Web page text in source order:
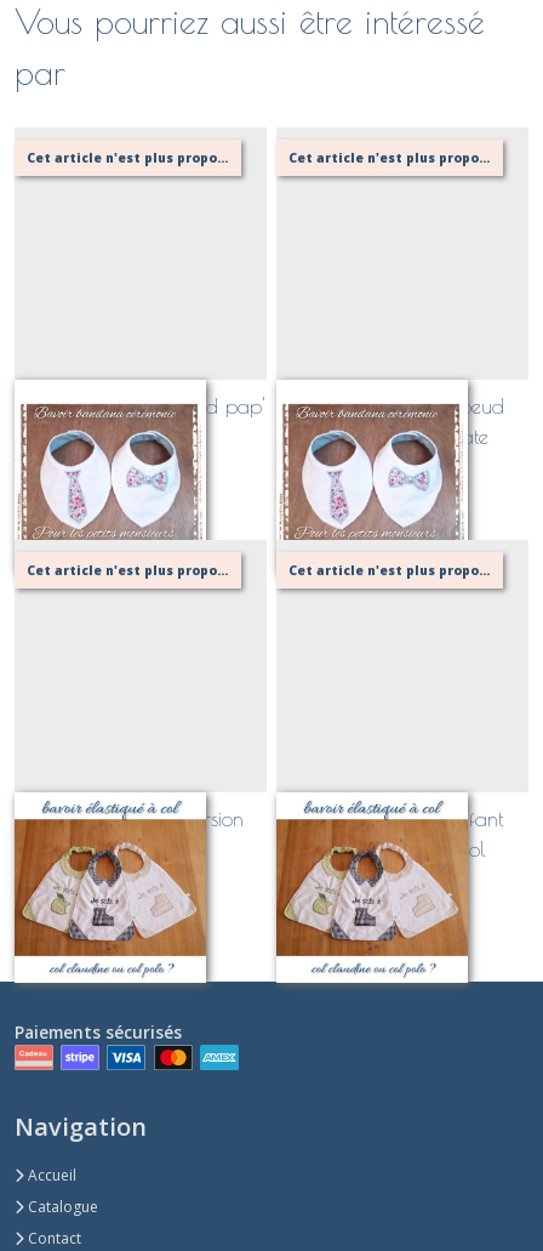
Vous pourriez aussi être intéressé
par
Cet article n'est plus proposé, retournez au menu principal ou contactez moi!
Bavoir bandana noeud pap'
ou cravate
Sur demande
Cet article n'est plus proposé, retournez au menu principal ou contactez moi!
Bavoir bandana noeud
papillon ou cravate
Sur demande
Cet article n'est plus proposé, retournez au menu principal ou contactez moi!
bavoir élastiqué version
vichy à col
Sur demande
Cet article n'est plus proposé, retournez au menu principal ou contactez moi!
bavoir élastiqué enfant
version vichy à col
Sur demande
Paiements sécurisés
Navigation
Accueil
Catalogue
Contact